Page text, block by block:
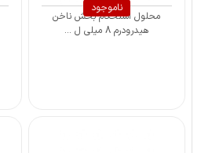
ناموجود
محلول استحکام بخش ناخن
هیدرودرم 8 میلی ل ...